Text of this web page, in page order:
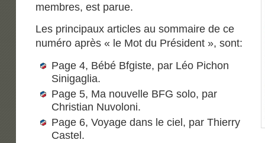
membres, est parue.
Les principaux articles au sommaire de ce
numéro après « le Mot du Président », sont:
Page 4, Bébé Bfgiste, par Léo Pichon
Sinigaglia.
Page 5, Ma nouvelle BFG solo, par
Christian Nuvoloni.
Page 6, Voyage dans le ciel, par Thierry
Castel.